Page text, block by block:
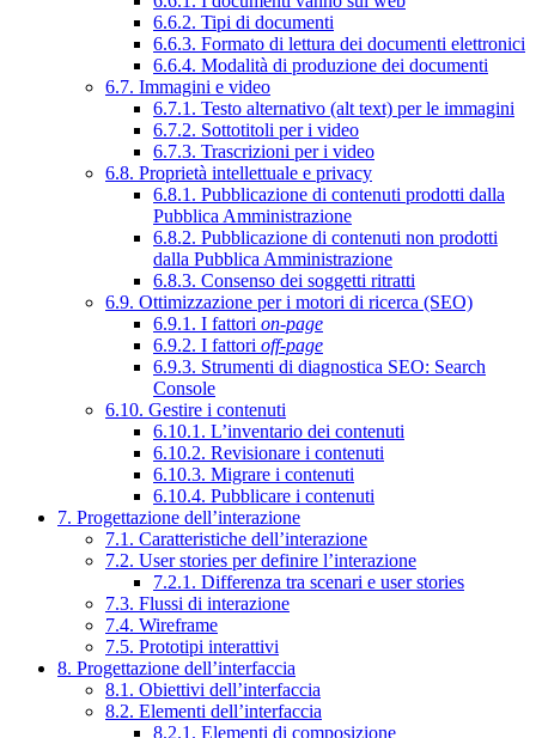
6.6.2. Tipi di documenti
6.6.3. Formato di lettura dei documenti elettronici
6.6.4. Modalità di produzione dei documenti
6.7. Immagini e video
6.7.1. Testo alternativo (alt text) per le immagini
6.7.2. Sottotitoli per i video
6.7.3. Trascrizioni per i video
6.8. Proprietà intellettuale e privacy
6.8.1. Pubblicazione di contenuti prodotti dalla
Pubblica Amministrazione
6.8.2. Pubblicazione di contenuti non prodotti
dalla Pubblica Amministrazione
6.8.3. Consenso dei soggetti ritratti
6.9. Ottimizzazione per i motori di ricerca (SEO)
6.9.1. I fattori on-page
6.9.2. I fattori off-page
6.9.3. Strumenti di diagnostica SEO: Search
Console
6.10. Gestire i contenuti
6.10.1. L’inventario dei contenuti
6.10.2. Revisionare i contenuti
6.10.3. Migrare i contenuti
6.10.4. Pubblicare i contenuti
7. Progettazione dell’interazione
7.1. Caratteristiche dell’interazione
7.2. User stories per definire l’interazione
7.2.1. Differenza tra scenari e user stories
7.3. Flussi di interazione
7.4. Wireframe
7.5. Prototipi interattivi
8. Progettazione dell’interfaccia
8.1. Obiettivi dell’interfaccia
8.2. Elementi dell’interfaccia
8.2.1. Elementi di composizione